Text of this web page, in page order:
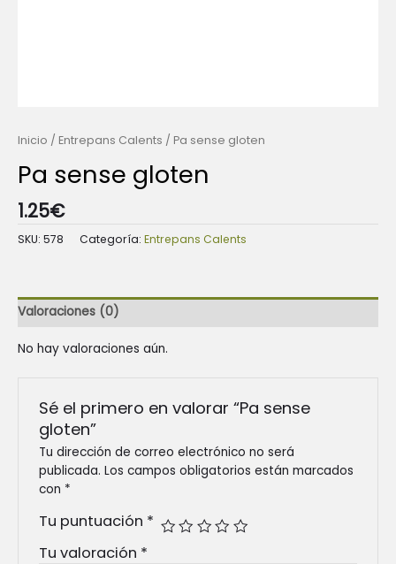
Inicio / Entrepans Calents / Pa sense gloten
Pa sense gloten
1.25€
SKU: 578 Categoría: Entrepans Calents
Valoraciones (0)
No hay valoraciones aún.
Sé el primero en valorar “Pa sense
gloten”
Tu dirección de correo electrónico no será
publicada. Los campos obligatorios están marcados
con *
Tu puntuación *
Tu valoración *